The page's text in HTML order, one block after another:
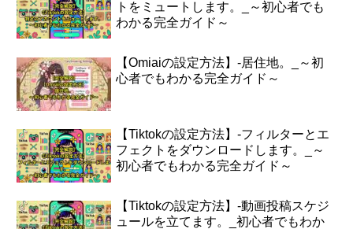
トをミュートします。_～初心者でも
わかる完全ガイド～
【Omiaiの設定方法】-居住地。_～初
心者でもわかる完全ガイド～
【Tiktokの設定方法】-フィルターとエ
フェクトをダウンロードします。_～
初心者でもわかる完全ガイド～
【Tiktokの設定方法】-動画投稿スケジ
ュールを立てます。_初心者でもわか